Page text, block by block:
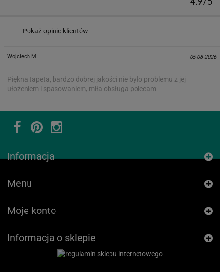
4.9/5
Pokaż opinie klientów
Wojciech M. 05-08-2026
Piękna tapeta, bardzo dobrej jakości nie było problemu z jej
ułożeniem i spasowaniem, miła obsługa polecam
Informacja
Menu
Moje konto
Informacja o sklepie